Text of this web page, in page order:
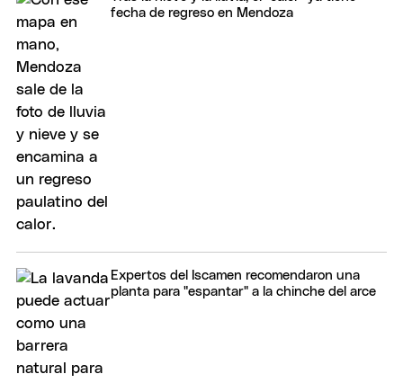
fecha de regreso en Mendoza
Expertos del Iscamen recomendaron una
planta para "espantar" a la chinche del arce